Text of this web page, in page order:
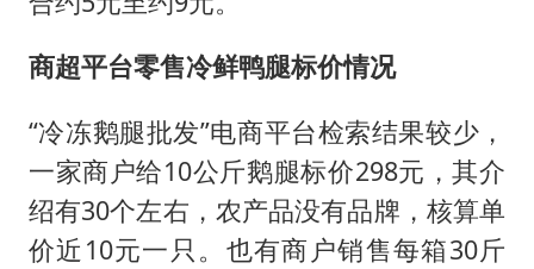
商超平台零售冷鲜鸭腿标价情况
“冷冻鹅腿批发”电商平台检索结果较少，
一家商户给10公斤鹅腿标价298元，其介
绍有30个左右，农产品没有品牌，核算单
价近10元一只。也有商户销售每箱30斤